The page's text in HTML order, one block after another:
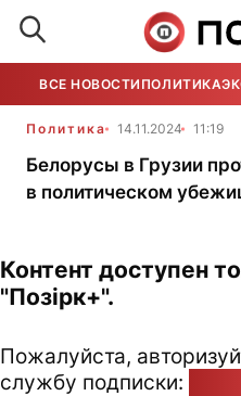
ВСЕ НОВОСТИ ПОЛИТИКА
Политика 14.11.2024 11:19
Белорусы в Грузии
в политическом
Контент доступен
"Позірк+".
Пожалуйста,
службу подписки: